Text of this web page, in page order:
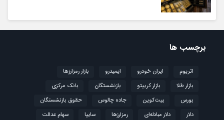
برچسب ها
اتریوم ایران خودرو ایمیدرو
بازار رمزارزها
بازار طلا
بازار کریپتو بازنشستگان
بانک مرکزی
بورس
بیت‌کوین جاده چالوس
حقوق بازنشستگان
دلار
دلار مبادله‌ای رمزارزها سایپا
سهام عدالت